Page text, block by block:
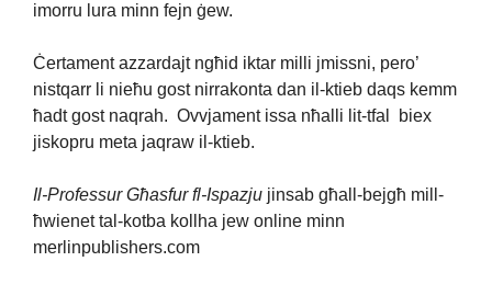
imorru lura minn fejn ġew.
Ċertament azzardajt ngħid iktar milli jmissni, pero’
nistqarr li nieħu gost nirrakonta dan il-ktieb daqs kemm
ħadt gost naqrah. Ovvjament issa nħalli lit-tfal biex
jiskopru meta jaqraw il-ktieb.
Il-Professur Għasfur fl-Ispazju jinsab għall-bejgħ mill-
ħwienet tal-kotba kollha jew online minn
merlinpublishers.com